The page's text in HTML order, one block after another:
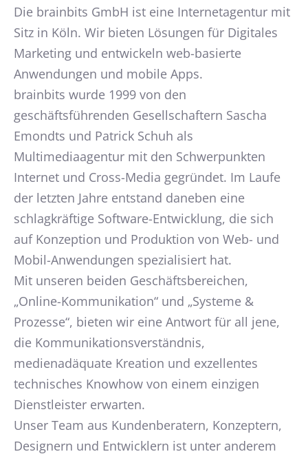
Die brainbits GmbH ist eine Internetagentur mit
Sitz in Köln. Wir bieten Lösungen für Digitales
Marketing und entwickeln web-basierte
Anwendungen und mobile Apps.
brainbits wurde 1999 von den
geschäftsführenden Gesellschaftern Sascha
Emondts und Patrick Schuh als
Multimediaagentur mit den Schwerpunkten
Internet und Cross-Media gegründet. Im Laufe
der letzten Jahre entstand daneben eine
schlagkräftige Software-Entwicklung, die sich
auf Konzeption und Produktion von Web- und
Mobil-Anwendungen spezialisiert hat.
Mit unseren beiden Geschäftsbereichen,
„Online-Kommunikation“ und „Systeme &
Prozesse“, bieten wir eine Antwort für all jene,
die Kommunikationsverständnis,
medienadäquate Kreation und exzellentes
technisches Knowhow von einem einzigen
Dienstleister erwarten.
Unser Team aus Kundenberatern, Konzeptern,
Designern und Entwicklern ist unter anderem